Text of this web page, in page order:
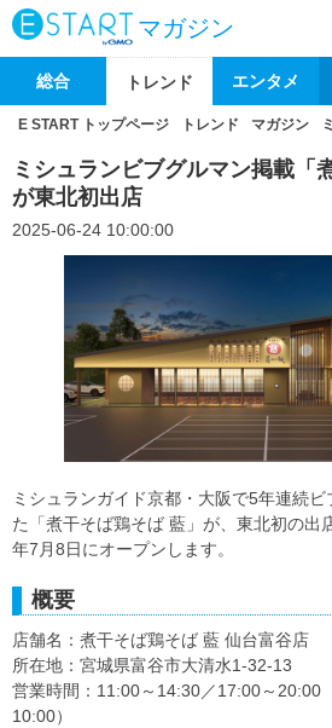
マガジン
総合 トレンド エンタメ
E START トップページ トレンド マガジン
ミシュランビブグルマン掲載「
が東北初出店
2025-06-24 10:00:00
ミシュランガイド京都・大阪で5年連続
た「煮干そば鶏そば 藍」が、東北初の出
年7月8日にオープンします。
概要
店舗名：煮干そば鶏そば 藍 仙台富谷店
所在地：宮城県富谷市大清水1-32-13
営業時間：11:00～14:30／17:00～20:00
10:00）